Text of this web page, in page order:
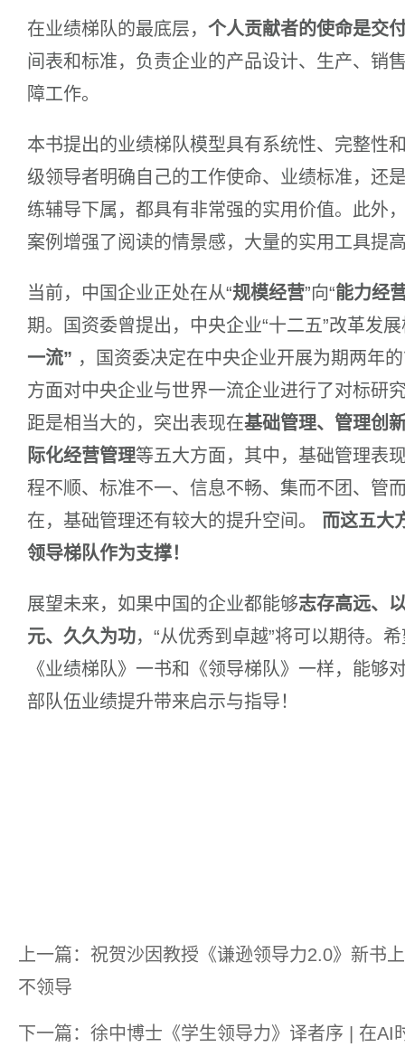
在业绩梯队的最底层， 个人贡献者的使命是交
间表和标准，负责企业的产品设计、生产、销
障工作。
本书提出的业绩梯队模型具有系统性、完整性
级领导者明确自己的工作使命、业绩标准，还
练辅导下属，都具有非常强的实用价值。此外
案例增强了阅读的情景感，大量的实用工具提
当前，中国企业正处在从“规模经营”向“能力经
期。国资委曾提出，中央企业“十二五”改革发
一流” ，国资委决定在中央企业开展为期两年
方面对中央企业与世界一流企业进行了对标研
距是相当大的，突出表现在基础管理、管理创
际化经营管理等五大方面，其中，基础管理表
程不顺、标准不一、信息不畅、集而不团、管
在，基础管理还有较大的提升空间。 而这五大
领导梯队作为支撑！
展望未来，如果中国的企业都能够志存高远、
元、久久为功，“从优秀到卓越”将可以期待。
《业绩梯队》一书和《领导梯队》一样，能够
部队伍业绩提升带来启示与指导！
上一篇：祝贺沙因教授《谦逊领导力2.0》新
不领导
下一篇：徐中博士《学生领导力》译者序 | 在AI